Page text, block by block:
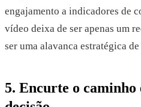
engajamento a indicadores de
vídeo deixa de ser apenas um
ser uma alavanca estratégica
5. Encurte o caminho